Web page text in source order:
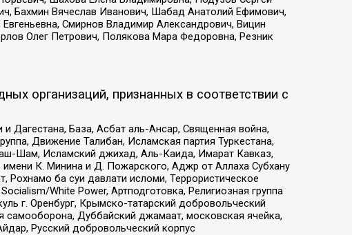
Бахмин Вячеслав Иванович, Шабад Анатолий Ефимович,
Смирнов Владимир Александрович, Вицин
Олег Петрович, Полякова Мара Федоровна, Резник
организаций, признанных в соответствии с
База, Асбат аль-Ансар, Священная война,
Движение Талибан, Исламская партия Туркестана,
Шам, Исламский джихад, Аль-Каида, Имарат Кавказ,
К. Минина и Д. Пожарского, Аджр от Аллаха Субхану
ба суи давлати исломи, Террористическое
White Power, Артподготовка, Религиозная группа
г. Оренбург, Крымско-татарский добровольческий
Дуббайский джамаат, московская ячейка,
Русский добровольческий корпус